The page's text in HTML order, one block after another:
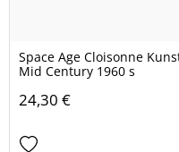
Space Age Cloisonne
Mid Century 1960 s
24,30 €